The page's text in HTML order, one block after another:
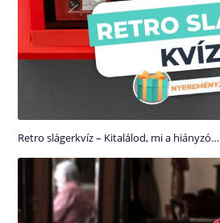
Retro slágerkvíz – Kitalálod, mi a hiányzó…